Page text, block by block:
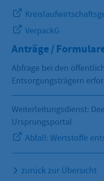
VerpackG
Anträge /
Abfrage bei den
Entsorgungsträgern
Weiterleitungsdienst:
Ursprungsportal
Abfall: Wertstoffe
zurück zur Übersicht